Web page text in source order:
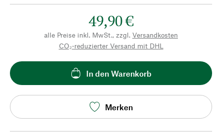
49,90 €
alle Preise inkl. MwSt., zzgl. Versandkosten
CO₂-reduzierter Versand mit DHL
In den Warenkorb
Merken